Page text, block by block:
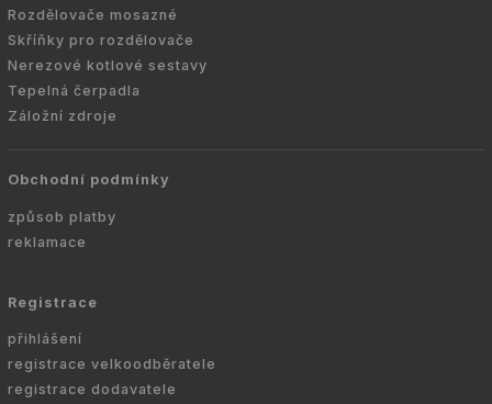
Rozdělovače mosazné
Skříňky pro rozdělovače
Nerezové kotlové sestavy
Tepelná čerpadla
Záložní zdroje
Obchodní podmínky
způsob platby
reklamace
Registrace
přihlášení
registrace velkoodběratele
registrace dodavatele